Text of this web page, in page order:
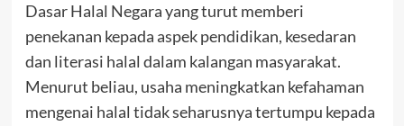
Dasar Halal Negara yang turut memberi
penekanan kepada aspek pendidikan, kesedaran
dan literasi halal dalam kalangan masyarakat.
Menurut beliau, usaha meningkatkan kefahaman
mengenai halal tidak seharusnya tertumpu kepada